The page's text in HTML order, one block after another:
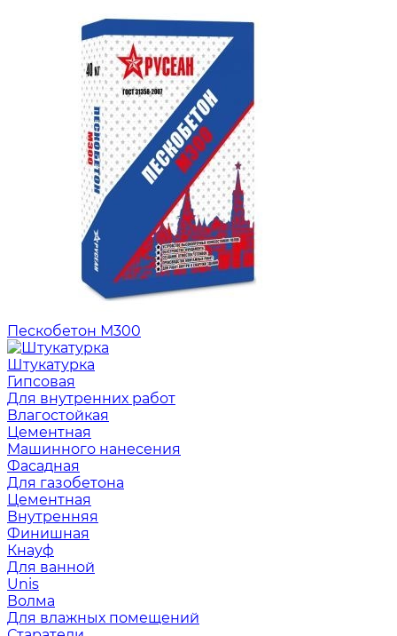
Пескобетон М300
Штукатурка
Гипсовая
Для внутренних работ
Влагостойкая
Цементная
Машинного нанесения
Фасадная
Для газобетона
Цементная
Внутренняя
Финишная
Кнауф
Для ванной
Unis
Волма
Для влажных помещений